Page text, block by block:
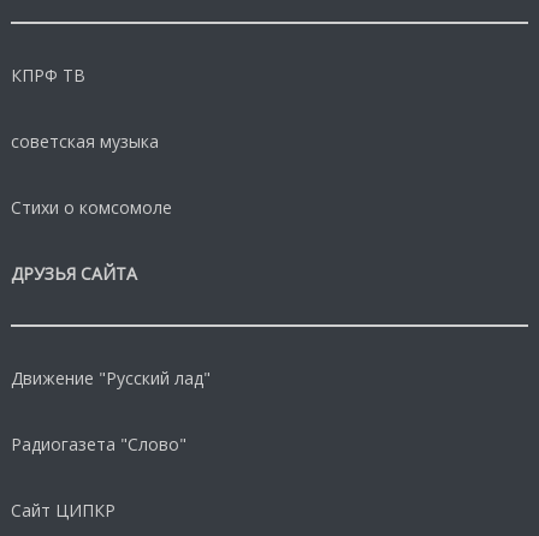
КПРФ ТВ
советская музыка
Стихи о комсомоле
ДРУЗЬЯ САЙТА
Движение "Русский лад"
Радиогазета "Слово"
Сайт ЦИПКР